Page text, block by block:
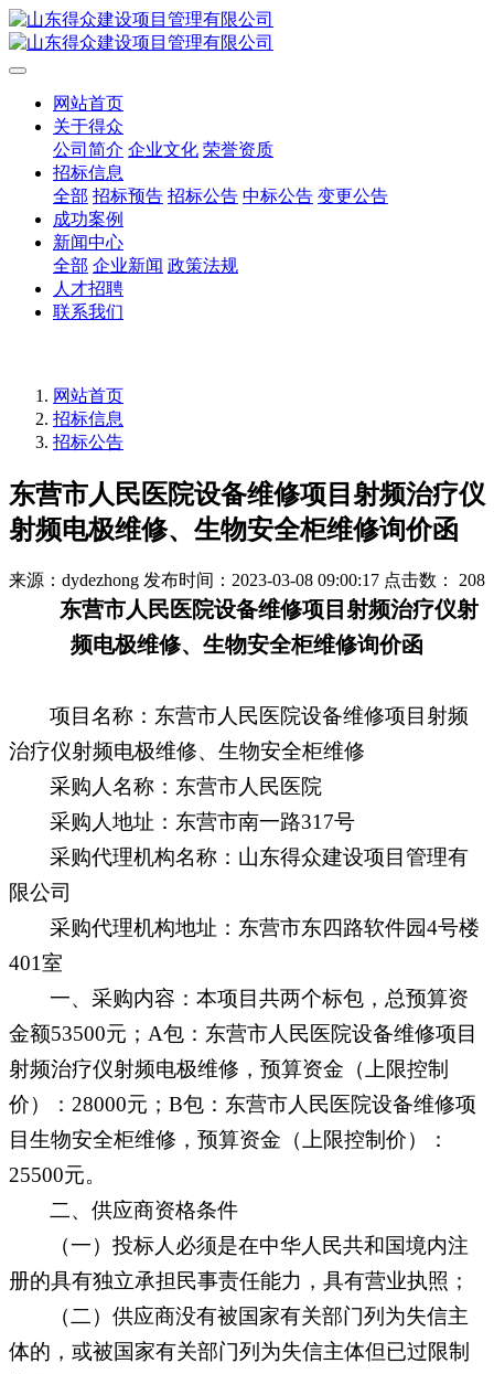
网站首页
关于得众
公司简介 企业文化 荣誉资质
招标信息
全部 招标预告 招标公告 中标公告 变更公告
成功案例
新闻中心
全部 企业新闻 政策法规
人才招聘
联系我们
网站首页
招标信息
招标公告
东营市人民医院设备维修项目射频治疗仪
射频电极维修、生物安全柜维修询价函
来源：dydezhong 发布时间：2023-03-08 09:00:17 点击数： 208
东营市人民医院设备维修项目射频治疗仪射
频电极维修、生物安全柜维修询价函
项目名称： 东营市人民医院设备维修项目射频
治疗仪射频电极维修、生物安全柜维修
采购人名称： 东营市人民医院
采购人地址： 东营市南一路317号
采购代理机构名称： 山东得众建设项目管理有
限公司
采购代理机构地址： 东营市东四路软件园4号楼
401室
一、 采购内容 ： 本项目共两个标包，总预算资
金额53500元；A包： 东营市人民医院设备维修项目
射频治疗仪射频电极维修， 预算资金（上限控制
价）： 28000元 ； B包： 东营市人民医院设备维修项
目生物安全柜维修， 预算资金（上限控制价）：
25500元。
二、供应商资格条件
（一）投标人必须是在中华人民共和国境内注
册的具有独立承担民事责任能力，具有营业执照；
（二）供应商没有被国家有关部门列为失信主
体的，或被国家有关部门列为失信主体但已过限制